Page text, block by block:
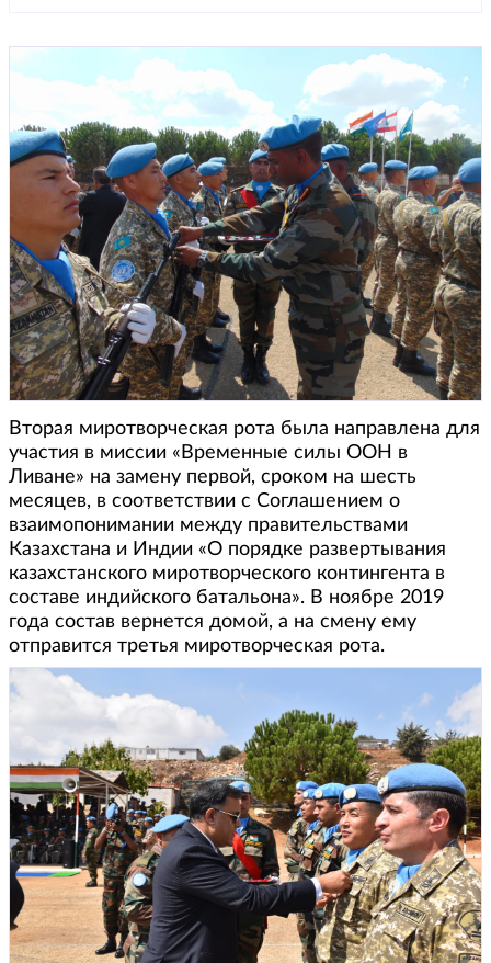
Вторая миротворческая рота была направлена для
участия в миссии «Временные силы ООН в
Ливане» на замену первой, сроком на шесть
месяцев, в соответствии с Соглашением о
взаимопонимании между правительствами
Казахстана и Индии «О порядке развертывания
казахстанского миротворческого контингента в
составе индийского батальона». В ноябре 2019
года состав вернется домой, а на смену ему
отправится третья миротворческая рота.